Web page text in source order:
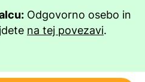
Odgovorno osebo in
na tej povezavi.